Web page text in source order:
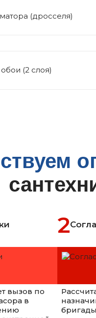
(дросселя)
(2 слоя)
вызов по
в